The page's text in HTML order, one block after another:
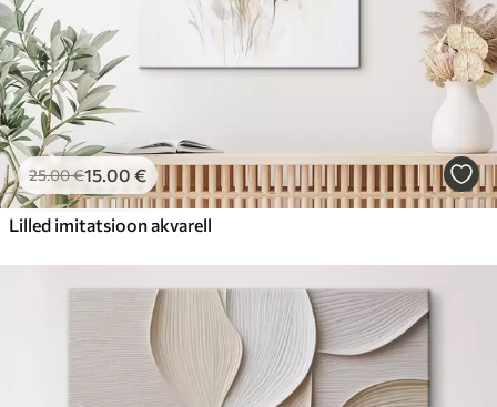
25.00€15.00 €
Lilled imitatsioon akvarell